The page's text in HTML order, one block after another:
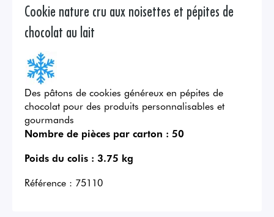
Cookie nature cru aux noisettes et pépites de
chocolat au lait
Des pâtons de cookies généreux en pépites de
chocolat pour des produits personnalisables et
gourmands
Nombre de pièces par carton : 50
Poids du colis : 3.75 kg
Référence : 75110